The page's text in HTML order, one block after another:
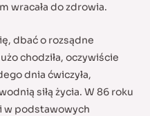
wracała do zdrowia.
dbać o rozsądne
chodziła, oczywiście
dnia ćwiczyła,
siłą życia. W 86 roku
w podstawowych